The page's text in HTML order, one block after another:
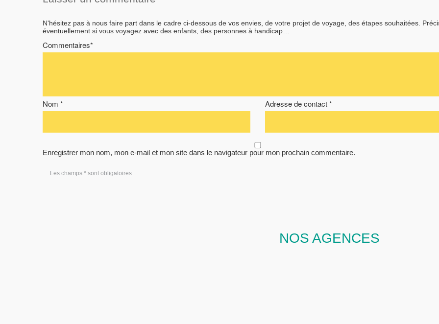
N'hésitez pas à nous faire part dans le cadre ci-dessous de vos envies, de votre projet de voyage, des étapes souhaitées.
éventuellement si vous voyagez avec des enfants, des personnes à handicap…
Commentaires*
Nom * Adresse de contact *
Enregistrer mon nom, mon e-mail et mon site dans le navigateur pour mon prochain commentaire.
Les champs * sont obligatoires
NOS AGENCES